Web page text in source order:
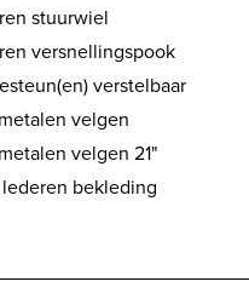
stuurwiel
versnellingspook
verstelbaar
velgen
velgen 21"
bekleding